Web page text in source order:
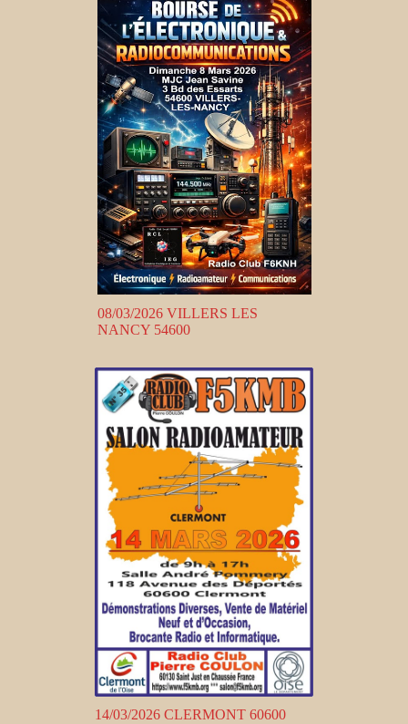
08/03/2026 VILLERS LES
NANCY 54600
14/03/2026 CLERMONT 60600